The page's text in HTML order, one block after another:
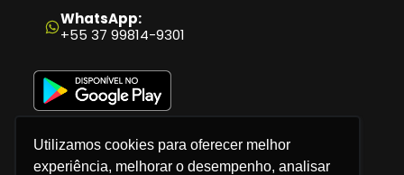
Utilizamos cookies para oferecer melhor
experiência, melhorar o desempenho, analisar
em
seu
aplicativo
WhatsApp:
+55 37 99814-9301